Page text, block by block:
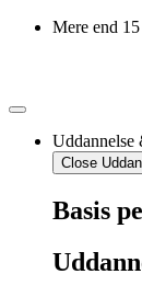
Mere end
Uddannelse
Close
Basis